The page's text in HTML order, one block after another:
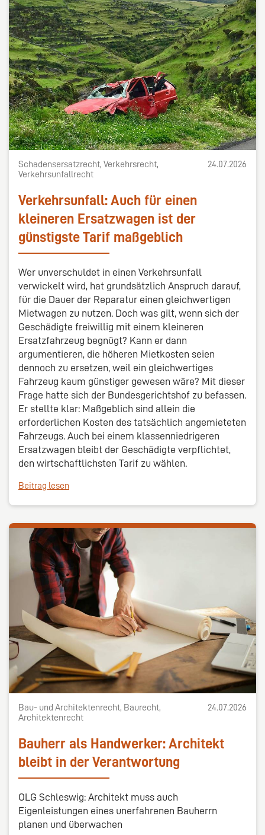
Schadensersatzrecht, Verkehrsrecht,
Verkehrsunfallrecht
24.07.2026
Verkehrsunfall: Auch für einen
kleineren Ersatzwagen ist der
günstigste Tarif maßgeblich
Wer unverschuldet in einen Verkehrsunfall
verwickelt wird, hat grundsätzlich Anspruch darauf,
für die Dauer der Reparatur einen gleichwertigen
Mietwagen zu nutzen. Doch was gilt, wenn sich der
Geschädigte freiwillig mit einem kleineren
Ersatzfahrzeug begnügt? Kann er dann
argumentieren, die höheren Mietkosten seien
dennoch zu ersetzen, weil ein gleichwertiges
Fahrzeug kaum günstiger gewesen wäre? Mit dieser
Frage hatte sich der Bundesgerichtshof zu befassen.
Er stellte klar: Maßgeblich sind allein die
erforderlichen Kosten des tatsächlich angemieteten
Fahrzeugs. Auch bei einem klassenniedrigeren
Ersatzwagen bleibt der Geschädigte verpflichtet,
den wirtschaftlichsten Tarif zu wählen.
Beitrag lesen
Bau- und Architektenrecht, Baurecht,
Architektenrecht
24.07.2026
Bauherr als Handwerker: Architekt
bleibt in der Verantwortung
OLG Schleswig: Architekt muss auch
Eigenleistungen eines unerfahrenen Bauherrn
planen und überwachen